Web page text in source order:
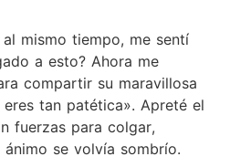
mismo tiempo, me sentí
a esto? Ahora me
compartir su maravillosa
tan patética». Apreté el
fuerzas para colgar,
se volvía sombrío.